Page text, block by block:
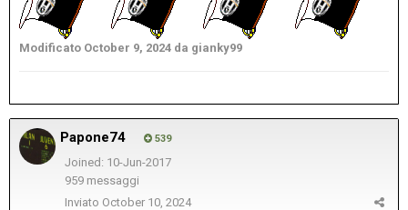
Modificato October 9, 2024 da gianky99
Papone74 539
Joined: 10-Jun-2017
959 messaggi
Inviato October 10, 2024